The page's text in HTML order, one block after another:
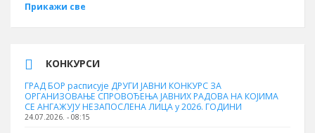
Прикажи све
КОНКУРСИ
ГРАД БОР расписује ДРУГИ ЈАВНИ КОНКУРС ЗА
ОРГАНИЗОВАЊЕ СПРОВОЂЕЊА ЈАВНИХ РАДОВА НА КОЈИМА
СЕ АНГАЖУЈУ НЕЗАПОСЛЕНА ЛИЦА у 2026. ГОДИНИ
24.07.2026. - 08:15